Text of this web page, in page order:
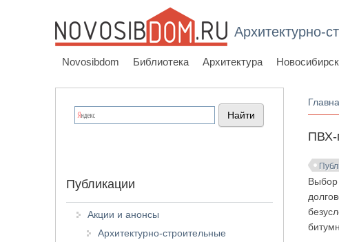
Архитектурно-
Novosibdom Библиотека Архитектура Новосибирск
Вы
ПВХ-
Выбор
Публикации
Акции и анонсы
Архитектурно-строительные